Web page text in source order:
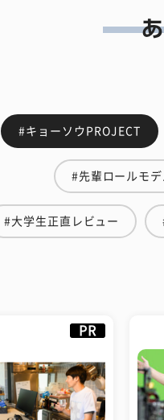
#キョーソウPROJECT
#先輩ロールモデ
#大学生正直レビュー
PR